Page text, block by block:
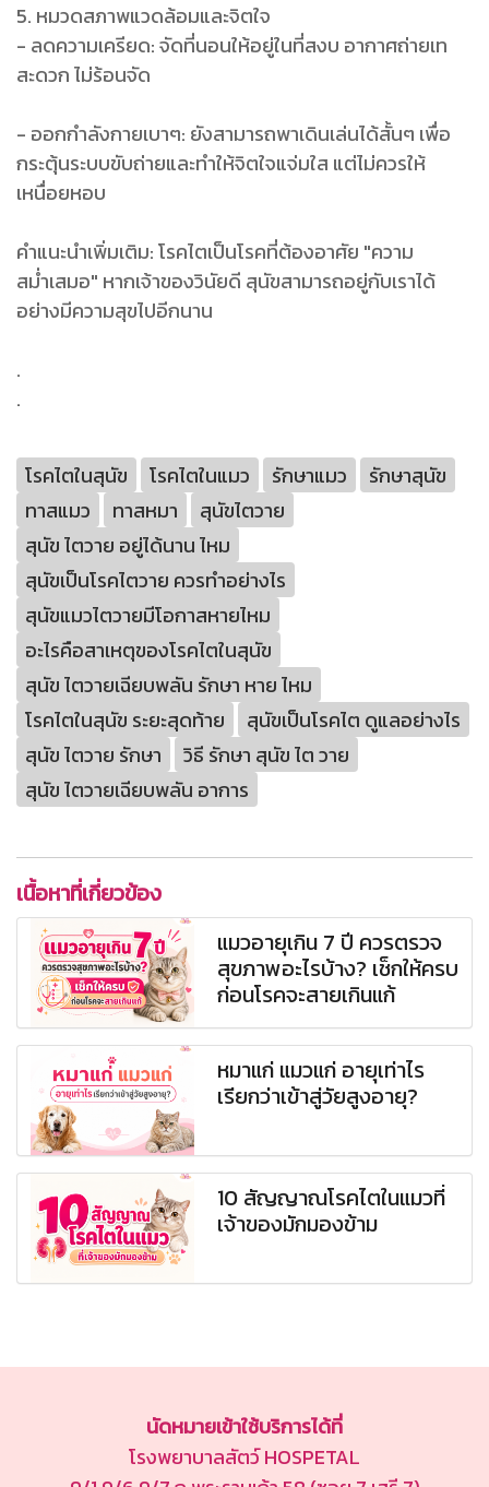
5. หมวดสภาพแวดล้อมและจิตใจ
- ลดความเครียด: จัดที่นอนให้อยู่ในที่สงบ อากาศถ่ายเท
สะดวก ไม่ร้อนจัด
- ออกกำลังกายเบาๆ: ยังสามารถพาเดินเล่นได้สั้นๆ เพื่อ
กระตุ้นระบบขับถ่ายและทำให้จิตใจแจ่มใส แต่ไม่ควรให้
เหนื่อยหอบ
คำแนะนำเพิ่มเติม: โรคไตเป็นโรคที่ต้องอาศัย "ความ
สม่ำเสมอ" หากเจ้าของวินัยดี สุนัขสามารถอยู่กับเราได้
อย่างมีความสุขไปอีกนาน
.
.
โรคไตในสุนัข โรคไตในแมว รักษาแมว
รักษาสุนัข
ทาสแมว
ทาสหมา
สุนัขไตวาย
สุนัข ไตวาย อยู่ได้นาน ไหม
สุนัขเป็นโรคไตวาย ควรทําอย่างไร
สุนัขแมวไตวายมีโอกาสหายไหม
อะไรคือสาเหตุของโรคไตในสุนัข
สุนัข ไตวายเฉียบพลัน รักษา หาย ไหม
โรคไตในสุนัข ระยะสุดท้าย
สุนัขเป็นโรคไต ดูแลอย่างไร
สุนัข ไตวาย รักษา
วิธี รักษา สุนัข ไต วาย
สุนัข ไตวายเฉียบพลัน อาการ
เนื้อหาที่เกี่ยวข้อง
แมวอายุเกิน 7 ปี ควรตรวจ
สุขภาพอะไรบ้าง? เช็กให้ครบ
ก่อนโรคจะสายเกินแก้
หมาแก่ แมวแก่ อายุเท่าไร
เรียกว่าเข้าสู่วัยสูงอายุ?
10 สัญญาณโรคไตในแมวที่
เจ้าของมักมองข้าม
นัดหมายเข้าใช้บริการได้ที่
โรงพยาบาลสัตว์ HOSPETAL